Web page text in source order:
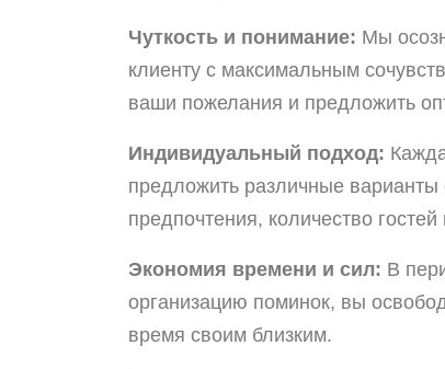
Чуткость и понимание: Мы
клиенту с максимальным
ваши пожелания и предложить
Индивидуальный подход:
предложить различные
предпочтения, количество
Экономия времени и сил: В
организацию поминок, вы
время своим близким.